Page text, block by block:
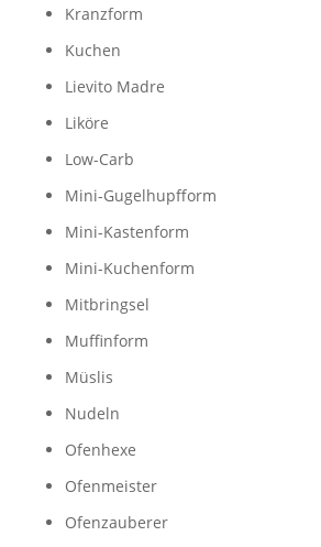
Kranzform
Kuchen
Lievito Madre
Liköre
Low-Carb
Mini-Gugelhupfform
Mini-Kastenform
Mini-Kuchenform
Mitbringsel
Muffinform
Müslis
Nudeln
Ofenhexe
Ofenmeister
Ofenzauberer